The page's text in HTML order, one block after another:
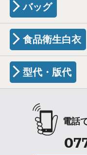
バッグ
食品衛生白衣
型代・版代
電話